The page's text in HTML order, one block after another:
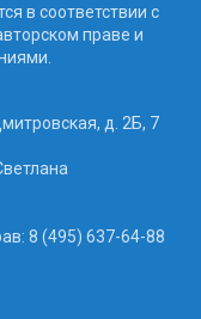
в соответствии с
праве и
д. 2Б, 7
8 (495) 637-64-88